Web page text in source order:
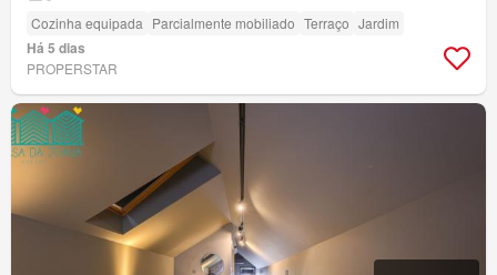
Cozinha equipada Parcialmente mobiliado Terraço Jardim
Há 5 dias
PROPERSTAR